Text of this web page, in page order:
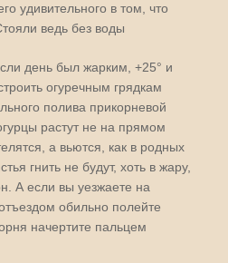
удивительного в том, что
ведь без воды
день был жарким, +25° и
огуречным грядкам
полива прикорневой
растут не на прямом
а вьются, как в родных
гнить не будут, хоть в жару,
А если вы уезжаете на
обильно полейте
начертите пальцем